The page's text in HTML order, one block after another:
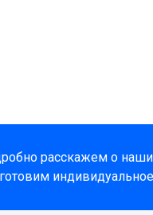
расскажем о